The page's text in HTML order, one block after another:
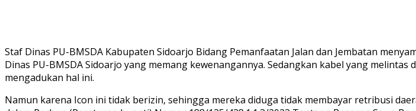
Staf Dinas PU-BMSDA Kabupaten Sidoarjo Bidang Pemanfaatan Jalan dan Jembatan
Dinas PU-BMSDA Sidoarjo yang memang kewenangannya. Sedangkan kabel yang
mengadukan hal ini.
Namun karena Icon ini tidak berizin, sehingga mereka diduga tidak membayar retribusi